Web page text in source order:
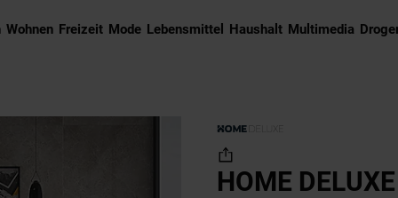
Wohnen Freizeit Mode Lebensmittel Haushalt Multimedia
HOME